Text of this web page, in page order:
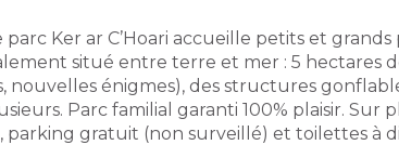
Ker ar C’Hoari accueille petits et
situé entre terre et mer : 5 hectares
nouvelles énigmes), des structures
Parc familial garanti 100% plaisir. Sur
parking gratuit (non surveillé) et toilettes à